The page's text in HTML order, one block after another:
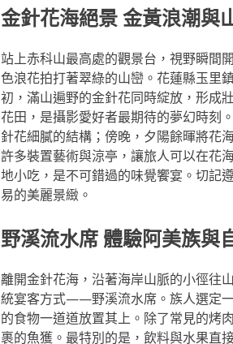
金針花海絕景 金黃浪潮與
站上赤科山最高處的觀景台，視野瞬間
色浪花拍打著翠綠的山巒。花蓮縣玉里
初，滿山遍野的金針花同時綻放，形成
花田，是攝影愛好者最期待的夢幻時刻
針花細膩的結構；傍晚，夕陽餘暉將花
許多裝置藝術與涼亭，讓旅人可以在花
地小吃，是不可錯過的味覺饗宴。切記
易的美麗景緻。
野溪流水席 體驗阿美族與
離開金針花海，沿著海岸山脈的小徑往
統宴客方式——野溪流水席。族人選定
的食物一道道放置其上。除了常見的烤
裹的魚獲。最特別的是，飲料與水果直